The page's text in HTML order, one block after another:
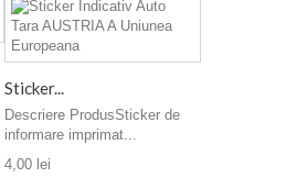
Sticker...
Descriere ProdusSticker de
informare imprimat...
4,00 lei